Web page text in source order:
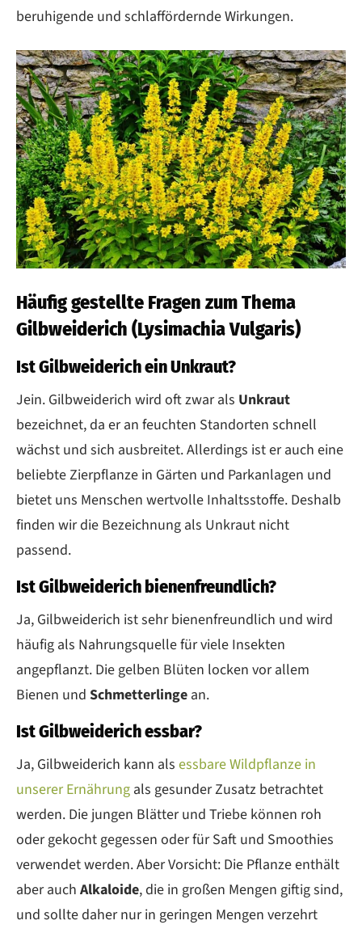
beruhigende und schlaffördernde Wirkungen.
Häufig gestellte Fragen zum Thema
Gilbweiderich (Lysimachia Vulgaris)
Ist Gilbweiderich ein Unkraut?
Jein. Gilbweiderich wird oft zwar als Unkraut
bezeichnet, da er an feuchten Standorten schnell
wächst und sich ausbreitet. Allerdings ist er auch eine
beliebte Zierpflanze in Gärten und Parkanlagen und
bietet uns Menschen wertvolle Inhaltsstoffe. Deshalb
finden wir die Bezeichnung als Unkraut nicht
passend.
Ist Gilbweiderich bienenfreundlich?
Ja, Gilbweiderich ist sehr bienenfreundlich und wird
häufig als Nahrungsquelle für viele Insekten
angepflanzt. Die gelben Blüten locken vor allem
Bienen und Schmetterlinge an.
Ist Gilbweiderich essbar?
Ja, Gilbweiderich kann als essbare Wildpflanze in
unserer Ernährung als gesunder Zusatz betrachtet
werden. Die jungen Blätter und Triebe können roh
oder gekocht gegessen oder für Saft und Smoothies
verwendet werden. Aber Vorsicht: Die Pflanze enthält
aber auch Alkaloide, die in großen Mengen giftig sind,
und sollte daher nur in geringen Mengen verzehrt